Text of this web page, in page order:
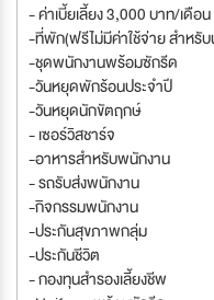
- ค่าเบี้ยเลี้ยง 3,000 บาท/เดือน
-ที่พัก(ฟรีไม่มีค่าใช้จ่าย สำหรั
-ชุดพนักงานพร้อมซักรีด
-วันหยุดพักร้อนประจำปี
-วันหยุดนักขัตฤกษ์
- เซอร์วิสชาร์จ
-อาหารสำหรับพนักงาน
- รถรับส่งพนักงาน
-กิจกรรมพนักงาน
-ประกันสุขภาพกลุ่ม
-ประกันชีวิต
- กองทุนสำรองเลี้ยงชีพ